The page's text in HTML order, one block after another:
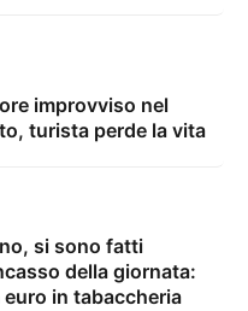
improvviso nel
turista perde la vita
si sono fatti
della giornata:
in tabaccheria